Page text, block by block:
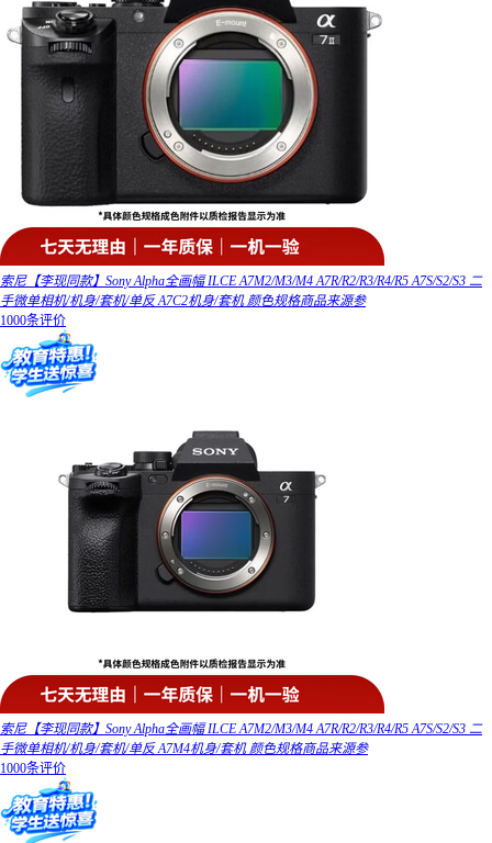
索尼【李现同款】Sony Alpha全画幅 ILCE A7M2/M3/M4 A7R/R2/R3/R4/R5 A7S/S2/S3 二
手微单相机/机身/套机/单反 A7C2机身/套机 颜色规格商品来源参
1000条评价
索尼【李现同款】Sony Alpha全画幅 ILCE A7M2/M3/M4 A7R/R2/R3/R4/R5 A7S/S2/S3 二
手微单相机/机身/套机/单反 A7M4机身/套机 颜色规格商品来源参
1000条评价